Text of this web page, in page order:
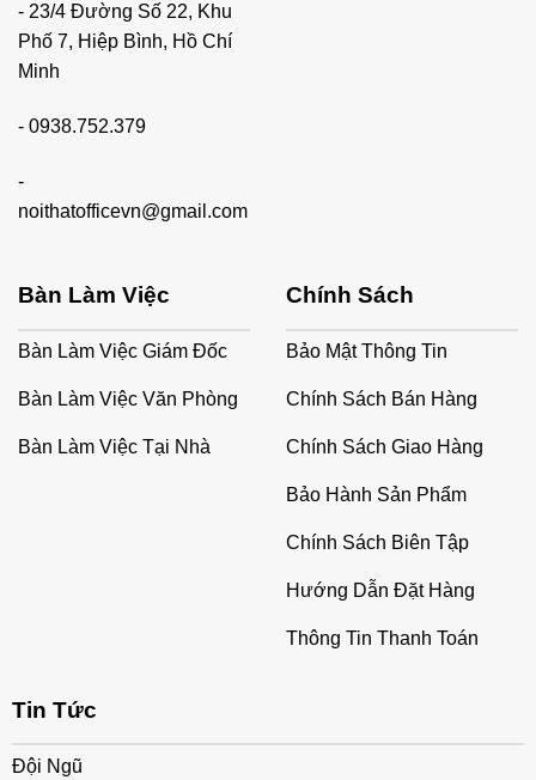
- 23/4 Đường Số 22, Khu
Phố 7, Hiệp Bình, Hồ Chí
Minh
- 0938.752.379
-
noithatofficevn@gmail.com
Bàn Làm Việc
Bàn Làm Việc Giám Đốc
Bàn Làm Việc Văn Phòng
Bàn Làm Việc Tại Nhà
Chính Sách
Bảo Mật Thông Tin
Chính Sách Bán Hàng
Chính Sách Giao Hàng
Bảo Hành Sản Phẩm
Chính Sách Biên Tập
Hướng Dẫn Đặt Hàng
Thông Tin Thanh Toán
Tin Tức
Đội Ngũ